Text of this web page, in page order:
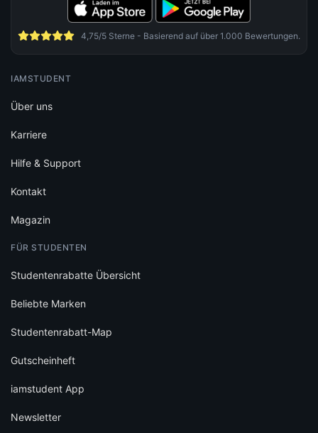
4,75/5 Sterne - Basierend auf über 1.000 Bewertungen.
IAMSTUDENT
Über uns
Karriere
Hilfe & Support
Kontakt
Magazin
FÜR STUDENTEN
Studentenrabatte Übersicht
Beliebte Marken
Studentenrabatt-Map
Gutscheinheft
iamstudent App
Newsletter